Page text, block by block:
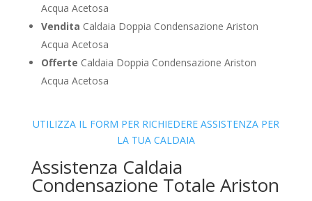
Acqua Acetosa
Vendita Caldaia Doppia Condensazione Ariston
Acqua Acetosa
Offerte Caldaia Doppia Condensazione Ariston
Acqua Acetosa
UTILIZZA IL FORM PER RICHIEDERE ASSISTENZA PER
LA TUA CALDAIA
Assistenza Caldaia
Condensazione Totale Ariston